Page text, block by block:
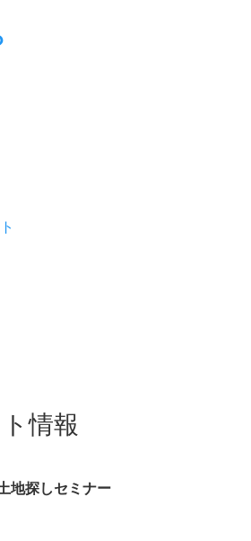
情報
地探しセミナー